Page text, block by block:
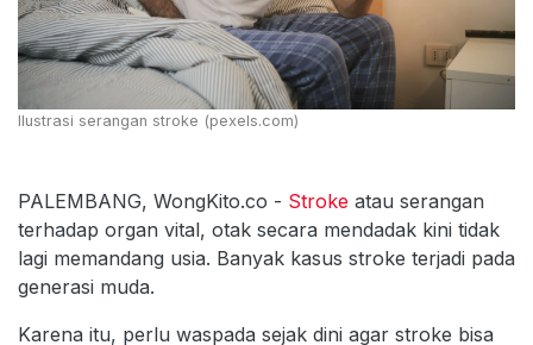
Ilustrasi serangan stroke (pexels.com)
PALEMBANG, WongKito.co - Stroke atau serangan
terhadap organ vital, otak secara mendadak kini tidak
lagi memandang usia. Banyak kasus stroke terjadi pada
generasi muda.
Karena itu, perlu waspada sejak dini agar stroke bisa